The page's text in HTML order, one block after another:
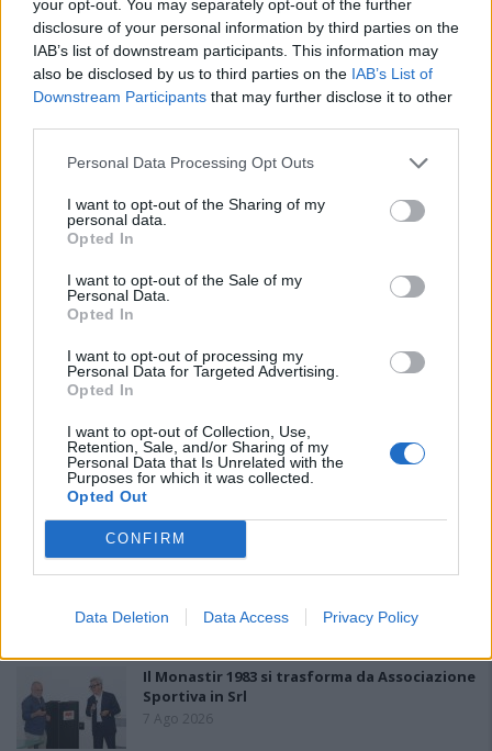
your opt-out. You may separately opt-out of the further
disclosure of your personal information by third parties on the
IAB’s list of downstream participants. This information may
also be disclosed by us to third parties on the IAB’s List of
Downstream Participants that may further disclose it to other
Personal Data Processing Opt Outs
I want to opt-out of the Sharing of my
personal data.
Opted In
I want to opt-out of the Sale of my
Personal Data.
Opted In
I want to opt-out of processing my
Personal Data for Targeted Advertising.
Opted In
I want to opt-out of Collection, Use,
Retention, Sale, and/or Sharing of my
Personal Data that Is Unrelated with the
Purposes for which it was collected.
Opted Out
CONFIRM
Data Deletion Data Access Privacy Policy
Carlucci, Bevilacqua, Solinas, Souare e Galic
7 Ago 2026
Il Monastir riparte dai pilastri Masia, Pinna e
Aloia, il primo acquisto è Loru
Gran colpo dell'Ossese, per la difesa c'è l'ex
Torres Riccardo Idda
L'Ossese si prepara all'esordio in D: Forzati,
giovani tra i…
Il Monastir 1983 si trasforma da Associazione
Sportiva in Srl
7 Ago 2026